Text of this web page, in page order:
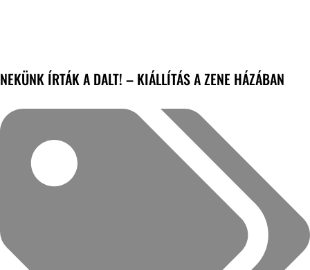
NEKÜNK ÍRTÁK A DALT! – KIÁLLÍTÁS A ZENE HÁZÁBAN